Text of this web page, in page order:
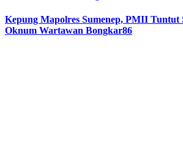
Kepung Mapolres Sumenep, PMII Tuntut
Oknum Wartawan Bongkar86